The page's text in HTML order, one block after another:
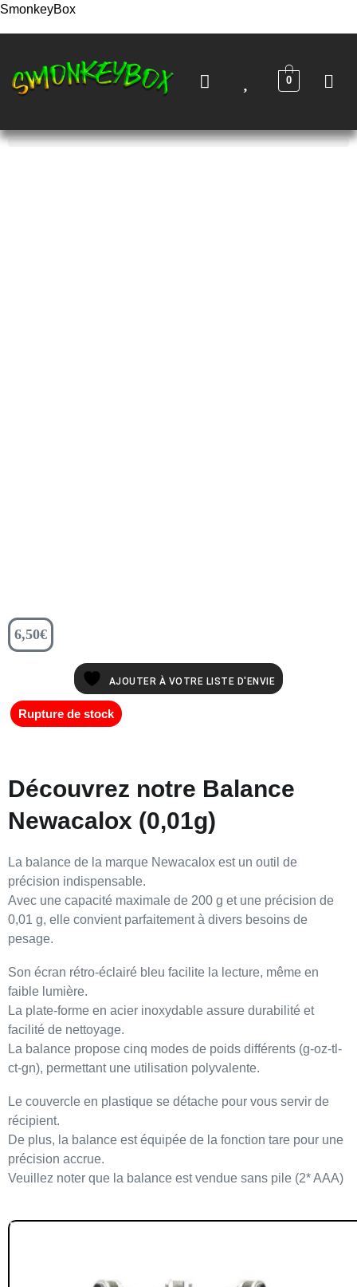
SmonkeyBox
0
6,50€
AJOUTER À VOTRE LISTE D'ENVIE
Rupture de stock
Découvrez notre Balance
Newacalox (0,01g)
La balance de la marque Newacalox est un outil de
précision indispensable.
Avec une capacité maximale de 200 g et une précision de
0,01 g, elle convient parfaitement à divers besoins de
pesage.
Son écran rétro-éclairé bleu facilite la lecture, même en
faible lumière.
La plate-forme en acier inoxydable assure durabilité et
facilité de nettoyage.
La balance propose cinq modes de poids différents (g-oz-tl-
ct-gn), permettant une utilisation polyvalente.
Le couvercle en plastique se détache pour vous servir de
récipient.
De plus, la balance est équipée de la fonction tare pour une
précision accrue.
Veuillez noter que la balance est vendue sans pile (2* AAA)